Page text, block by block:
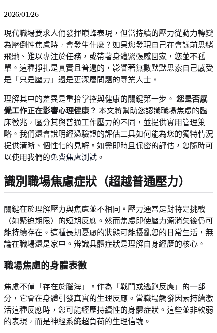
2026/01/26
現代職場要求人們發揮巔峰表現，但當持續的壓力從動力轉變
為壓倒性焦慮時，會發生什麼？如果您發現自己在會議前思緒
飛馳、難以專注於任務，或帶著身體緊張感回家，您並不孤
單。這種掙扎是真實且普遍的，影響著無數默默思索自己感受
是「只是壓力」還是更深層問題的專業人士。
理解其中的差異是重拾掌控與健康的關鍵第一步。 您是否感
覺工作正在影響心理健康？ 本文將幫助您認識職場焦慮的臨
床徵兆，區分其與普通工作壓力的不同，並提供實用管理策
略。我們還會說明經過驗證的評估工具如何能為您的獨特情況
提供清晰、個性化的見解。如需即時且保密的評估，您隨時可
以使用我們的免費焦慮測試 。
識別職場焦慮症狀（超越普通壓力）
關鍵在於理解壓力與焦慮並不相同。壓力通常是對特定挑戰
（如緊迫期限）的短期反應。然而焦慮即使壓力源消失後仍可
能持續存在。這種長期憂慮的狀態可能擾亂您的日常生活，無
論在職場還是家中。辨識具體症狀是理解自身經歷的核心。
職場焦慮的身體表徵
焦慮不僅「存在於腦海」。作為「戰鬥或逃跑反應」的一部
分，它會在身體引發真實的生理反應。當職場觸發因素持續激
活這種反應時，您可能經歷持續性的身體症狀。這些並非軟弱
的表現，而是神經系統超負荷的生理信號。